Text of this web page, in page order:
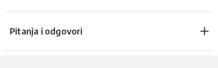
Pitanja i odgovori